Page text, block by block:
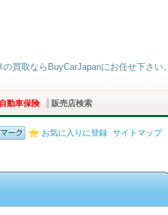
買取ならBuyCarJapanにお任せ下さい。
自動車保険 販売店検索
お気に入りに登録 サイトマップ